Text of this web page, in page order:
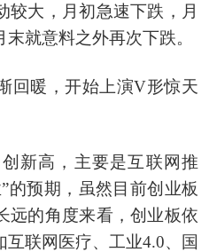
较大，月初急速下跌，月
就意料之外再次下跌。
回暖，开始上演V形惊天
新高，主要是互联网推
的预期，虽然目前创业板
远的角度来看，创业板依
联网医疗、工业4.0、国